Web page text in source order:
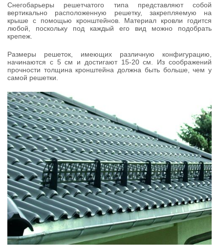
Снегобарьеры решетчатого типа представляют собой
вертикально расположенную решетку, закрепляемую на
крыше с помощью кронштейнов. Материал кровли годится
любой, поскольку под каждый его вид можно подобрать
крепеж.
Размеры решеток, имеющих различную конфигурацию,
начинаются с 5 см и достигают 15-20 см. Из соображений
прочности толщина кронштейна должна быть больше, чем у
самой решетки.